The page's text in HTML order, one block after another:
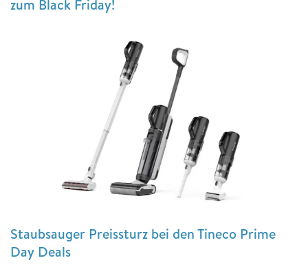
zum Black Friday!
Staubsauger Preissturz bei den Tineco Prime
Day Deals